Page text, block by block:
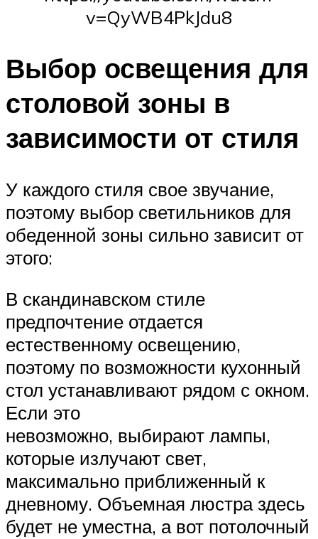
v=QyWB4PkJdu8
Выбор освещения для
столовой зоны в
зависимости от стиля
У каждого стиля свое звучание,
поэтому выбор светильников для
обеденной зоны сильно зависит от
этого:
В скандинавском стиле
предпочтение отдается
естественному освещению,
поэтому по возможности кухонный
стол устанавливают рядом с окном.
Если это
невозможно, выбирают лампы,
которые излучают свет,
максимально приближенный к
дневному. Объемная люстра здесь
будет не уместна, а вот потолочный